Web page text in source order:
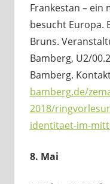
Frankestan – ein
besucht Europa.
Bruns.
Bamberg, U2/
Bamberg.
bamberg.de/
2018/
identitaet-im-
8. Mai